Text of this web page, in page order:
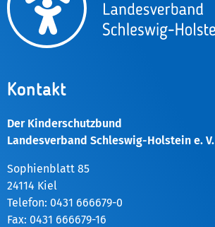
Kontakt
Der Kinderschutzbund
Landesverband Schleswig-Holstein e. V.
Sophienblatt 85
24114 Kiel
Telefon: 0431 666679-0
Fax: 0431 666679-16